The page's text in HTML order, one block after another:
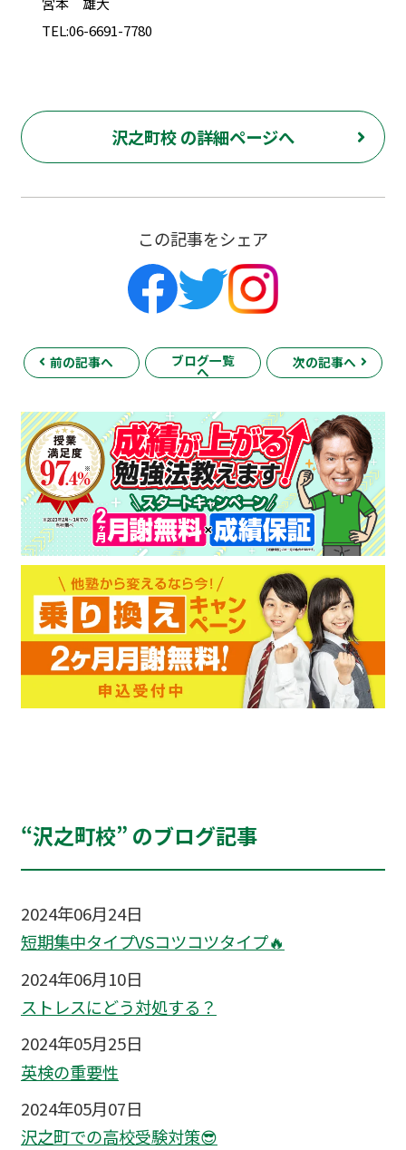
TEL:06-6691-7780
沢之町校 の詳細ページへ
この記事をシェア
前の記事へ ブログ一覧
へ
次の記事へ
“沢之町校” のブログ記事
2024年06月24日
短期集中タイプVSコツコツタイプ🔥
2024年06月10日
ストレスにどう対処する？
2024年05月25日
英検の重要性
2024年05月07日
沢之町での高校受験対策😎